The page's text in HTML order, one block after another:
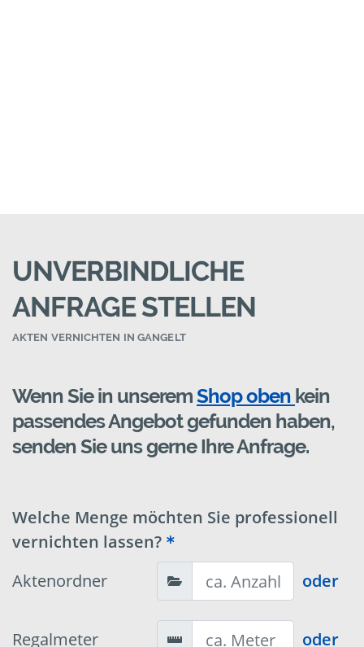
UNVERBINDLICHE
ANFRAGE STELLEN
AKTEN VERNICHTEN IN GANGELT
Wenn Sie in unseremShop oben kein
passendes Angebot gefunden haben,
senden Sie uns gerne Ihre Anfrage.
Welche Menge möchten Sie professionell
vernichten lassen?
Aktenordner
oder
Regalmeter oder